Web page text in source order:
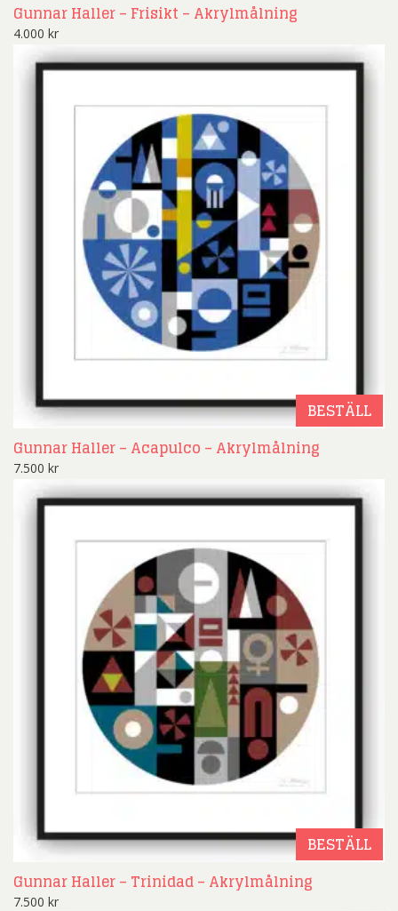
Gunnar Haller – Frisikt – Akrylmålning
4.000 kr
BESTÄLL
Gunnar Haller – Acapulco – Akrylmålning
7.500 kr
BESTÄLL
Gunnar Haller – Trinidad – Akrylmålning
7.500 kr